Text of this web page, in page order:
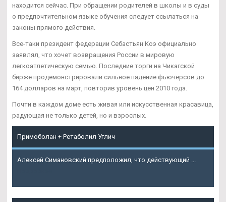
находится сейчас. При обращении родителей в школы и в суды
о предпочтительном языке обучения следует ссылаться на
законы прямого действия.
Все-таки президент федерации Себастьян Коэ официально
заявлял, что хочет возвращения России в мировую
легкоатлетическую семью. Последние торги на Чикагской
бирже продемонстрировали сильное падение фьючерсов до
164 долларов на март, повторив уровень цен 2010 года.
Почти в каждом доме есть живая или искусственная красавица,
радующая не только детей, но и взрослых.
Примоболан + Ретаболил Углич
Алексей Симановский предположил, что действующий ...